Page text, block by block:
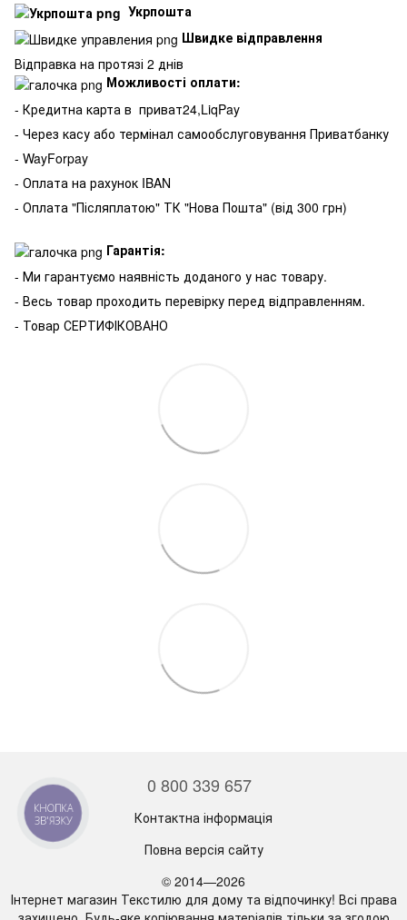
Укрпошта
Швидке відправлення
Відправка на протязі 2 днів
Можливості оплати:
- Кредитна карта в приват24,LiqPay
- Через касу або термінал самообслуговування Приватбанку
- WayForpay
- Оплата на рахунок IBAN
- Оплата "Післяплатою" ТК "Нова Пошта" (від 300 грн)
Гарантія:
- Ми гарантуємо наявність доданого у нас товару.
- Весь товар проходить перевірку перед відправленням.
- Товар СЕРТИФІКОВАНО
0 800 339 657
Контактна інформація
Повна версія сайту
© 2014—2026
Інтернет магазин Текстилю для дому та відпочинку! Всі права
КНОПКА
ЗВ'ЯЗКУ